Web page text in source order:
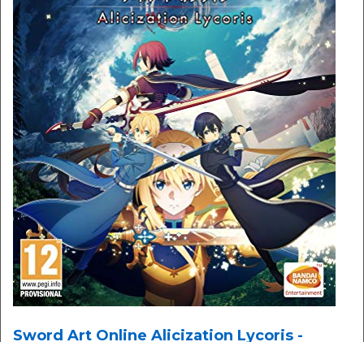
Sword Art Online Alicization Lycoris -